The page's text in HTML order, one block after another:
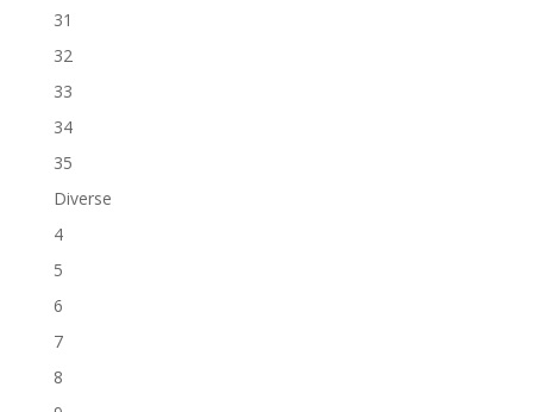
31
32
33
34
35
Diverse
4
5
6
7
8